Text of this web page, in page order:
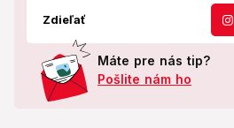
Zdieľať
Máte pre nás tip?
Pošlite nám ho